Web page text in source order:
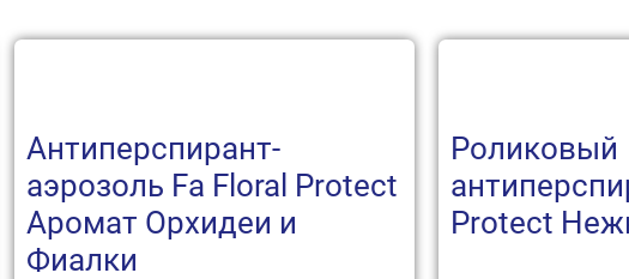
Антиперспирант-
аэрозоль Fa Floral Protect
Аромат Орхидеи и
Фиалки
Роликовый
Protect